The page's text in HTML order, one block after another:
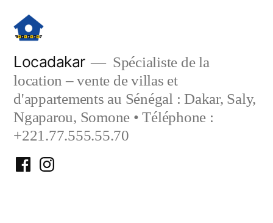
contenu
Locadakar
Spécialiste de la
location – vente de villas et
d'appartements au Sénégal : Dakar, Saly,
Ngaparou, Somone • Téléphone :
+221.77.555.55.70
FacebookInstagram